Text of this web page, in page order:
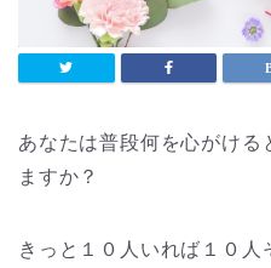
あなたは普段何を心がける
ますか？
きっと１０人いれば１０人